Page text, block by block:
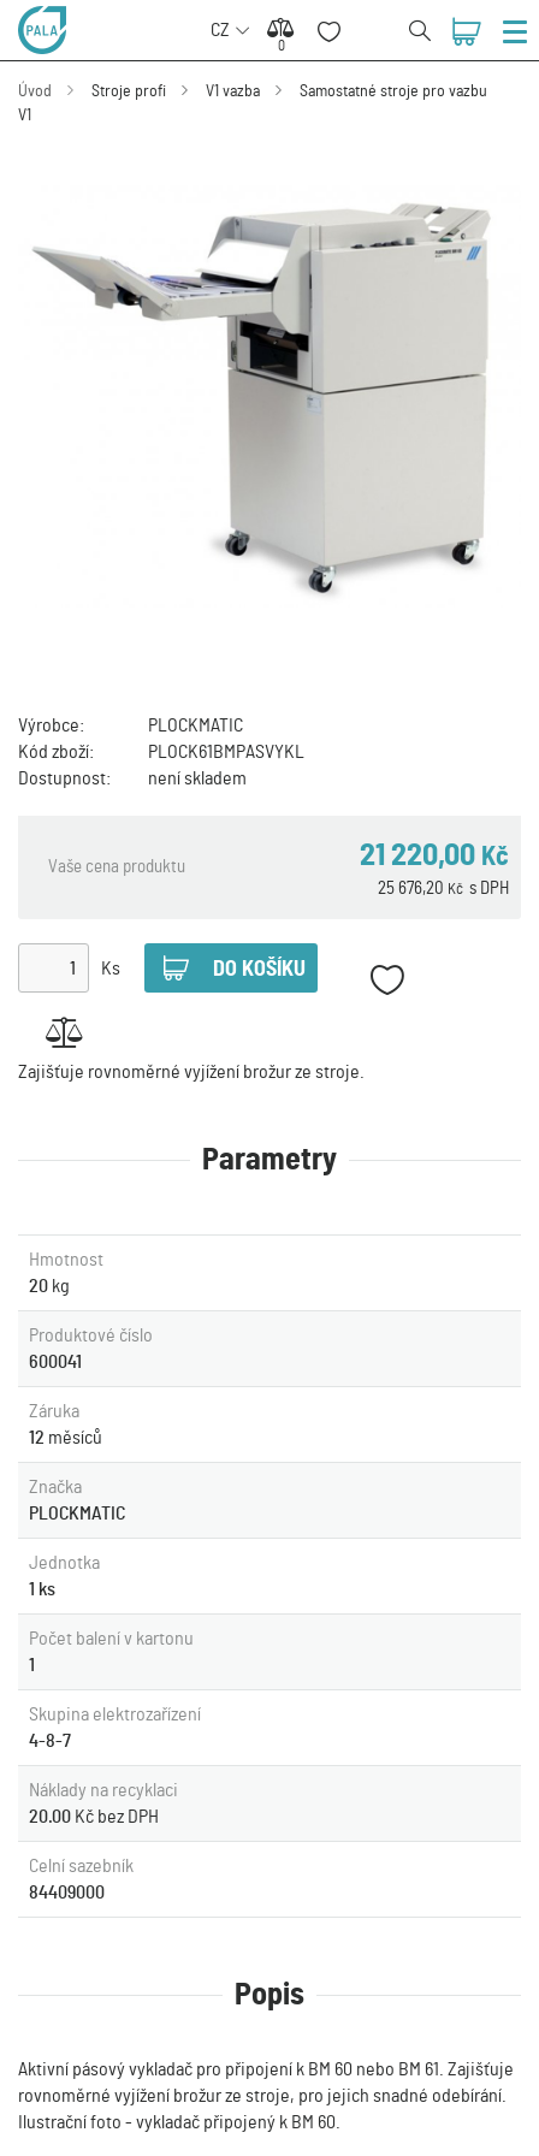
CZ
0
0
Úvod Stroje profi V1 vazba
Samostatné stroje pro vazbu
V1
Výrobce:
PLOCKMATIC
Kód zboží:
PLOCK61BMPASVYKL
Dostupnost:
není skladem
Vaše cena produktu 21 220,00 Kč
s DPH
25 676,20 Kč
Ks
Zajišťuje rovnoměrné vyjížení brožur ze stroje.
Parametry
Hmotnost
20 kg
Produktové číslo
600041
Záruka
12 měsíců
Značka
PLOCKMATIC
Jednotka
1 ks
Počet balení v kartonu
1
Skupina elektrozařízení
4-8-7
Náklady na recyklaci
20.00 Kč bez DPH
Celní sazebník
84409000
Popis
Aktivní pásový vykladač pro připojení k BM 60 nebo BM 61. Zajišťuje
rovnoměrné vyjížení brožur ze stroje, pro jejich snadné odebírání.
Ilustrační foto - vykladač připojený k BM 60.